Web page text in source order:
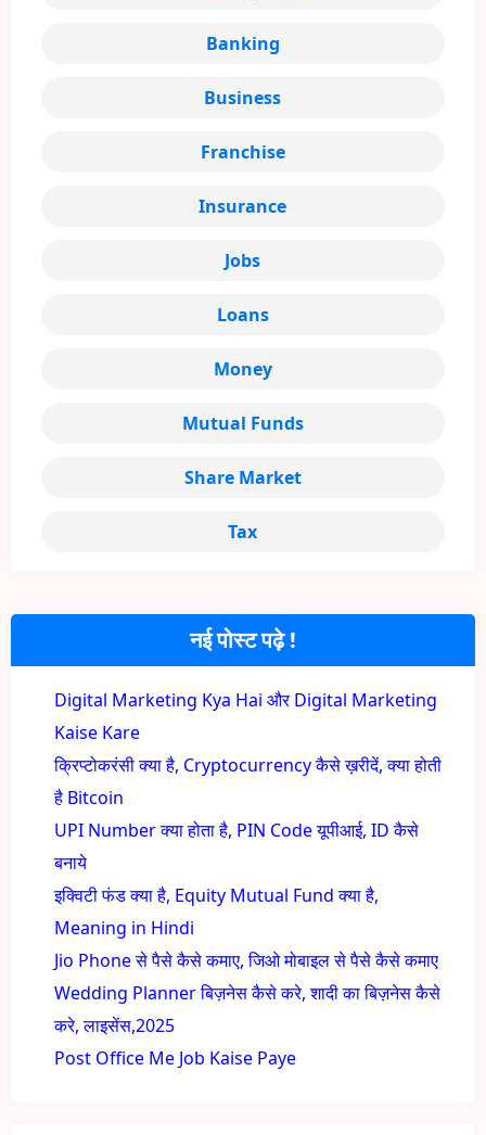
नई पोस्ट पढ़े !
Digital Marketing Kya Hai और Digital Marketing
Kaise Kare
क्रिप्टोकरंसी क्या है, Cryptocurrency कैसे ख़रीदें, क्या होती
है Bitcoin
UPI Number क्या होता है, PIN Code यूपीआई, ID कैसे
बनाये
इक्विटी फंड क्या है, Equity Mutual Fund क्या है,
Meaning in Hindi
Jio Phone से पैसे कैसे कमाए, जिओ मोबाइल से पैसे कैसे कमाए
Wedding Planner बिज़नेस कैसे करे, शादी का बिज़नेस कैसे
करे, लाइसेंस,2025
Post Office Me Job Kaise Paye
Banking
Business
Franchise
Insurance
Jobs
Loans
Money
Mutual Funds
Share Market
Tax